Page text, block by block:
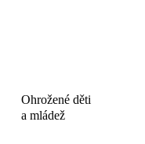
Ohrožené děti
a mládež